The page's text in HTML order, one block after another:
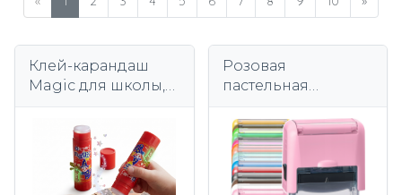
Клей-карандаш
Magic для школы,
бесцветный,
универсальный, 20
г, сильный
Розовая
пастельная
офисная марка
COLOP C20 с
ластиком